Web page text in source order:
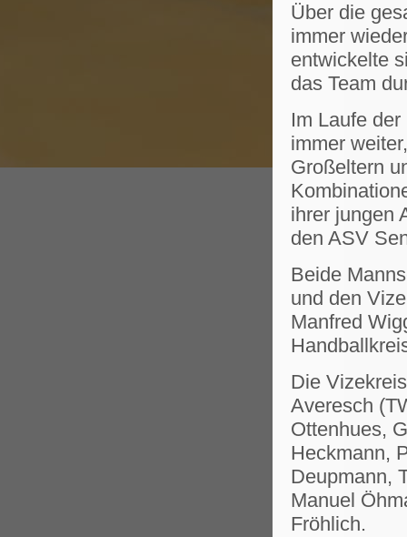
Über die
immer
entwickelte
das Team
Im Laufe
immer
Großeltern
ihrer jungen
den ASV
Beide
und den
Manfred
Die
Averesch
Ottenhues,
Heckmann,
Deupmann,
Manuel
Fröhlich.